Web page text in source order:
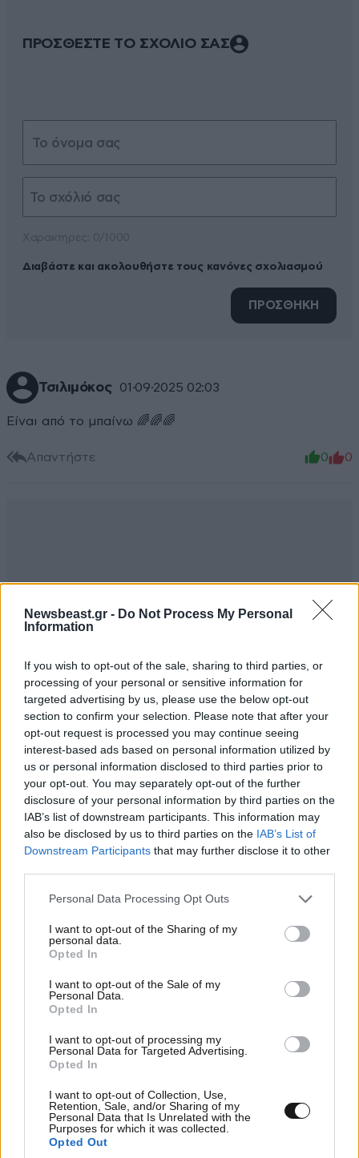
Newsbeast.gr - Do Not Process My Personal
Information
If you wish to opt-out of the sale, sharing to third parties, or
processing of your personal or sensitive information for
targeted advertising by us, please use the below opt-out
section to confirm your selection. Please note that after your
opt-out request is processed you may continue seeing
interest-based ads based on personal information utilized by
us or personal information disclosed to third parties prior to
your opt-out. You may separately opt-out of the further
disclosure of your personal information by third parties on the
IAB’s list of downstream participants. This information may
also be disclosed by us to third parties on the IAB’s List of
Downstream Participants that may further disclose it to other
Please note that this website/app uses one or more Google
not limited to your visit or usage behaviour. You may click to
grant or deny consent to Google and its third-party tags to
use your data for below specified purposes in below Google
consent section.
Personal Data Processing Opt Outs
I want to opt-out of the Sharing of my
personal data.
Opted In
I want to opt-out of the Sale of my
Personal Data.
Opted In
I want to opt-out of processing my
Personal Data for Targeted Advertising.
Opted In
I want to opt-out of Collection, Use,
Retention, Sale, and/or Sharing of my
Personal Data that Is Unrelated with the
Purposes for which it was collected.
Opted Out
ΠΡΟΣΘΕΣΤΕ ΤΟ ΣΧΟΛΙΟ ΣΑΣ
Διαβάστε και ακολουθήστε τους κανόνες σχολιασμού
ΠΡΟΣΘΗΚΗ
Τσιλιμόκος 01·09·2025 02:03
Είναι από το μπαίνω 🌈🌈🌈
Απαντήστε 0 0
το τραινο 31·08·2025 21:40
με αι......
Απαντήστε
Ποια είναι αυτή πάλι Καινούργιο ; 🍋‍🟩
Απαντήστε
Αυτό 31·08·2025 18:37
Να κλαίγονται..
Απαντήστε
ΠΕΡΙΣΣΟΤΕΡΑ ΣΧΟΛΙΑ
TRENDING
LIFESTYLE08·08·2026 19:12
Εριέττα Κούρκουλου – Τα 33α γενέθλια και τα